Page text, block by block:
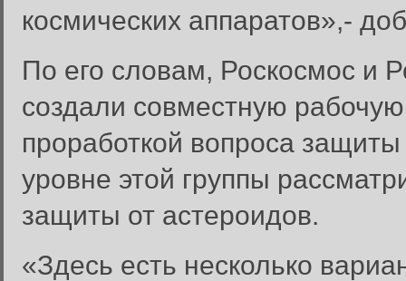
космических аппаратов»,-
По его словам, Роскосмос и
создали совместную рабочую
проработкой вопроса
уровне этой группы
защиты от астероидов.
«Здесь есть несколько